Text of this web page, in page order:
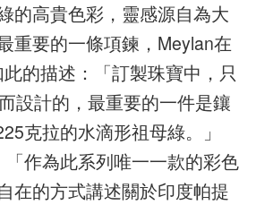
的高貴色彩，靈感源自為大
重要的一條項鍊，Meylan在
的描述：「訂製珠寶中，只
設計的，最重要的一件是鑲
克拉的水滴形祖母綠。」
作為此系列唯一一款的彩色
在的方式講述關於印度帕提